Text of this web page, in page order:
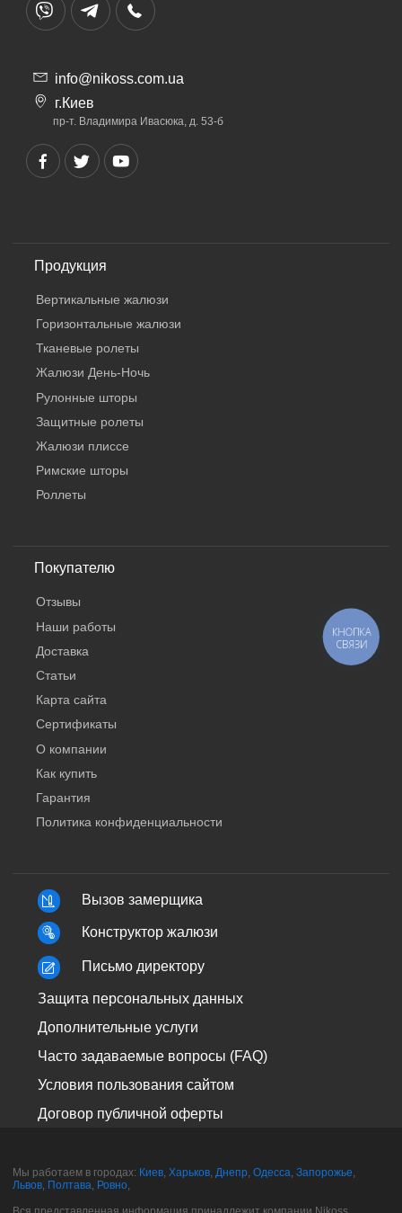
info@nikoss.com.ua
г.Киев
пр-т. Владимира Ивасюка, д. 53-б
Продукция
Вертикальные жалюзи
Горизонтальные жалюзи
Тканевые ролеты
Жалюзи День-Ночь
Рулонные шторы
Защитные ролеты
Жалюзи плиссе
Римские шторы
Роллеты
Покупателю
Отзывы
Наши работы
Доставка
Статьи
Карта сайта
Сертификаты
О компании
Как купить
Гарантия
Политика конфиденциальности
Вызов замерщика
Конструктор жалюзи
Письмо директору
Защита персональных данных
Дополнительные услуги
Часто задаваемые вопросы (FAQ)
Условия пользования сайтом
Договор публичной оферты
Мы работаем в городах: Киев,Харьков,Днепр,Одесса,Запорожье,
Львов, Полтава, Ровно,
КНОПКА
СВЯЗИ